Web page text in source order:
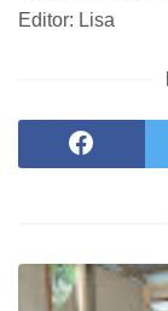
Editor: Lisa